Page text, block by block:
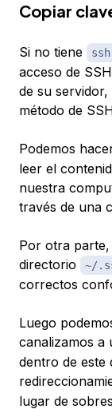
Copiar
Si no tiene
acceso de
de su
método de
Podemos
leer el
nuestra
través de una
Por otra
directorio
~/
correctos
Luego
canalizamos a
dentro de este
lugar de